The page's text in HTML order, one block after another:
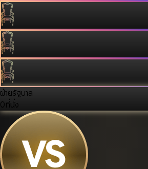
ฝ่ายรัฐบาล
0ที่นั่ง